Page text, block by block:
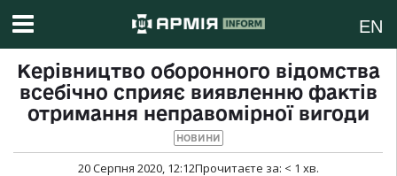
EN
Керівництво оборонного відомства
всебічно сприяє виявленню фактів
отримання неправомірної вигоди
НОВИНИ
20 Серпня 2020, 12:12Прочитаєте за: < 1 хв.